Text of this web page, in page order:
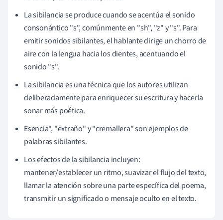
La sibilancia se produce cuando se acentúa el sonido
consonántico "s", comúnmente en "sh", "z" y "s". Para
emitir sonidos sibilantes, el hablante dirige un chorro de
aire con la lengua hacia los dientes, acentuando el
sonido "s".
La sibilancia es una técnica que los autores utilizan
deliberadamente para enriquecer su escritura y hacerla
sonar más poética.
Esencia", "extraño" y "cremallera" son ejemplos de
palabras sibilantes.
Los efectos de la sibilancia incluyen:
mantener/establecer un ritmo, suavizar el flujo del texto,
llamar la atención sobre una parte específica del poema,
transmitir un significado o mensaje oculto en el texto.